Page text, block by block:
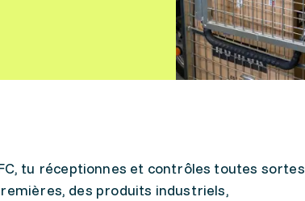
tu réceptionnes et contrôles toutes sortes
des produits industriels,